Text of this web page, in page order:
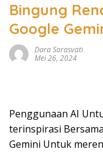
Bingung
Google
Dara Sarasvati
Mei 26, 2024
Penggunaan AI
terinspirasi
Gemini Untuk